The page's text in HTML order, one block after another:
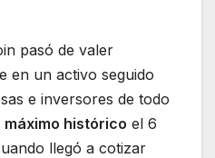
pasó de valer
en un activo seguido
e inversores de todo
máximo histórico el 6
llegó a cotizar